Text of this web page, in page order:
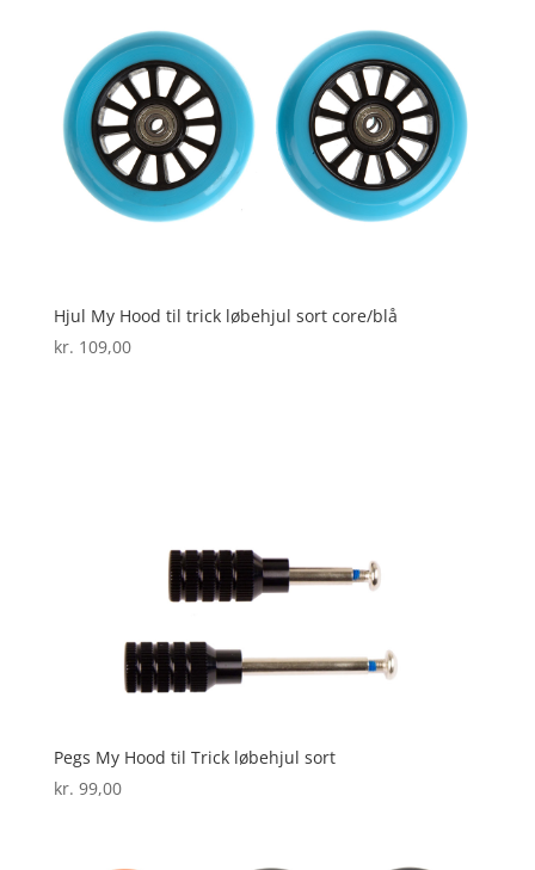
Hjul My Hood til trick løbehjul sort core/blå
kr. 109,00
Pegs My Hood til Trick løbehjul sort
kr. 99,00